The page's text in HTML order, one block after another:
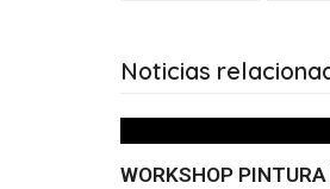
Noticias
WORKSHOP